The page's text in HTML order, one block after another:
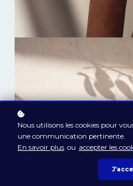
Nous utilisons les cookies pour
une communication pertinente.
En savoir plus ou accepter les